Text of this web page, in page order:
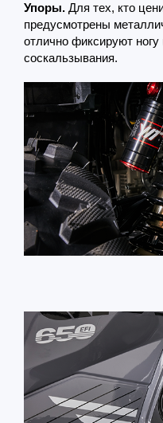
Упоры. Для тех, кто
предусмотрены
отлично фиксируют
соскальзывания.